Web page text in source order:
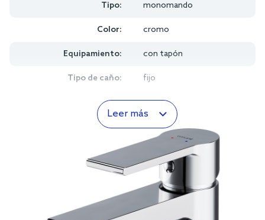
Tipo: monomando
Color: cromo
Equipamiento: con tapón
Tipo de caño: fijo
Leer más